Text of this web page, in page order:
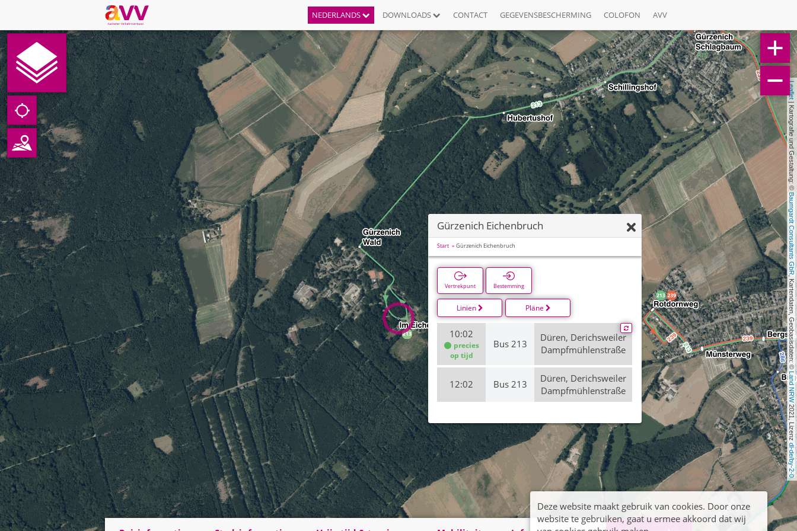
NEDERLANDS DOWNLOADS CONTACT GEGEVENSBESCHERMING COLOFON AVV
Leaflet
| Kartografie und Gestaltung: ©
Baumgardt Consultants GbR
, Kartendaten, Geobasisdaten: ©
Land NRW
2021, Lizenz
dl-de/by-2-0
Gürzenich Eichenbruch
Start Gürzenich Eichenbruch
Vertrekpunt Bestemming
Linien Pläne
10:02
precies
op tijd
Bus 213
Düren, Derichsweiler
Dampfmühlenstraße
12:02 Bus 213
Düren, Derichsweiler
Dampfmühlenstraße
Deze website maakt gebruik van cookies. Door onze
website te gebruiken, gaat u ermee akkoord dat wij